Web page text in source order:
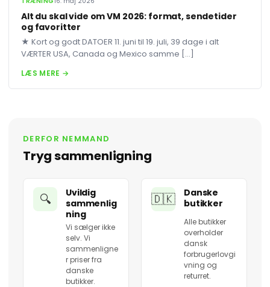
Alt du skal vide om VM 2026: format, sendetider
og favoritter
★ Kort og godt DATOER 11. juni til 19. juli, 39 dage i alt
VÆRTER USA, Canada og Mexico samme […]
LÆS MERE →
DERFOR NEMMAND
Tryg sammenligning
🔍
Uvildig
sammenlig
ning
Vi sælger ikke
selv. Vi
sammenligne
r priser fra
danske
butikker.
🇩🇰
Danske
butikker
Alle butikker
overholder
dansk
forbrugerlovgi
vning og
returret.